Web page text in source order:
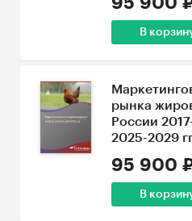
В
рынка
России
2025-2029
95 900
В